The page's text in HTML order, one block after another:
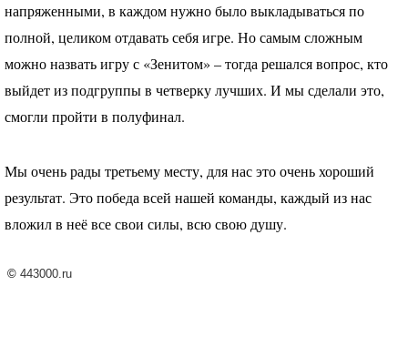
напряженными, в каждом нужно было выкладываться по
полной, целиком отдавать себя игре. Но самым сложным
можно назвать игру с «Зенитом» – тогда решался вопрос, кто
выйдет из подгруппы в четверку лучших. И мы сделали это,
смогли пройти в полуфинал.
Мы очень рады третьему месту, для нас это очень хороший
результат. Это победа всей нашей команды, каждый из нас
вложил в неё все свои силы, всю свою душу.
© 443000.ru